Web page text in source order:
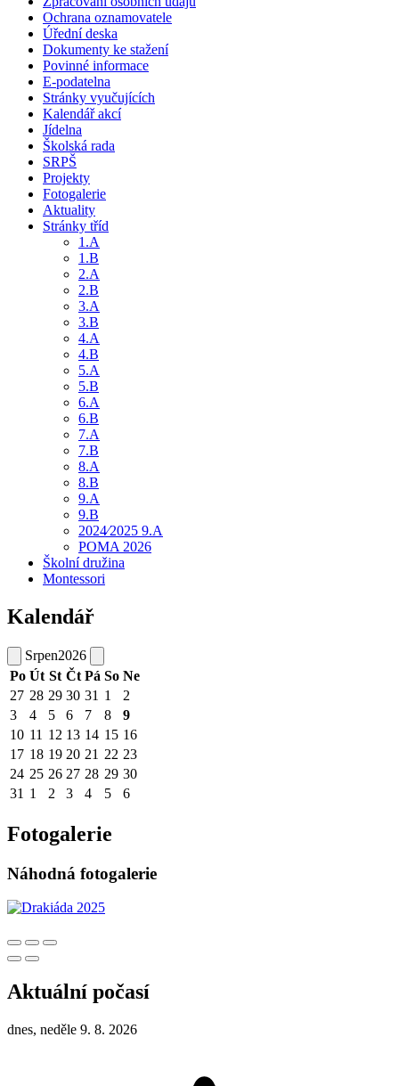
Ochrana oznamovatele
Úřední deska
Dokumenty ke stažení
Povinné informace
E-podatelna
Stránky vyučujících
Kalendář akcí
Jídelna
Školská rada
SRPŠ
Projekty
Fotogalerie
Aktuality
Stránky tříd
1.A
1.B
2.A
2.B
3.A
3.B
4.A
4.B
5.A
5.B
6.A
6.B
7.A
7.B
8.A
8.B
9.A
9.B
2024⁄2025 9.A
POMA 2026
Školní družina
Montessori
Kalendář
Srpen2026
Po Út St Čt Pá So Ne
27 28 29 30 31 1
2
3
4 5 6 7 8
9
10 11 12 13 14 15 16
17 18 19 20 21 22 23
24 25 26 27 28 29 30
31 1 2 3 4 5 6
Fotogalerie
Náhodná fotogalerie
Aktuální počasí
dnes, neděle 9. 8. 2026